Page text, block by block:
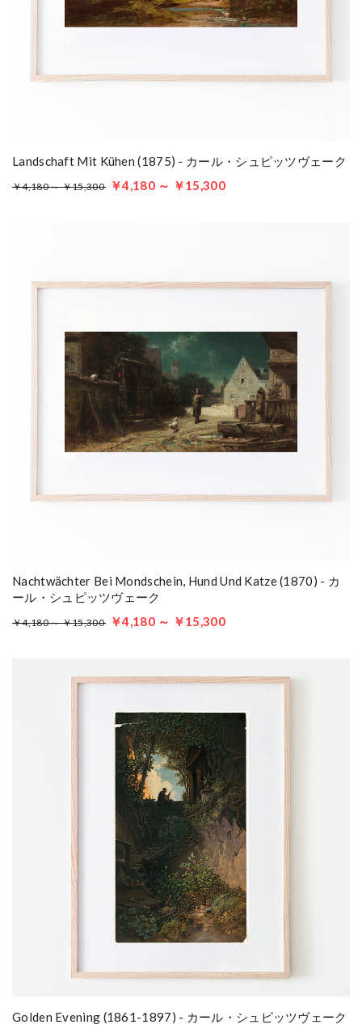
Landschaft Mit Kühen (1875) - カール・シュピッツヴェーク
￥4,180 ～ ￥15,300 ￥4,180 ～ ￥15,300
Nachtwächter Bei Mondschein, Hund Und Katze (1870) - カ
ール・シュピッツヴェーク
￥4,180 ～ ￥15,300 ￥4,180 ～ ￥15,300
Golden Evening (1861-1897) - カール・シュピッツヴェーク